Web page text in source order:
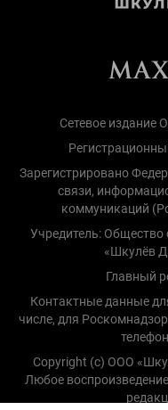
Сетевое издание
Зарегистрировано
связи,
коммуникаций
Учредитель: Общество
«Шкулёв
Главный
Контактные данные
числе, для
Copyright (с) ООО
Любое